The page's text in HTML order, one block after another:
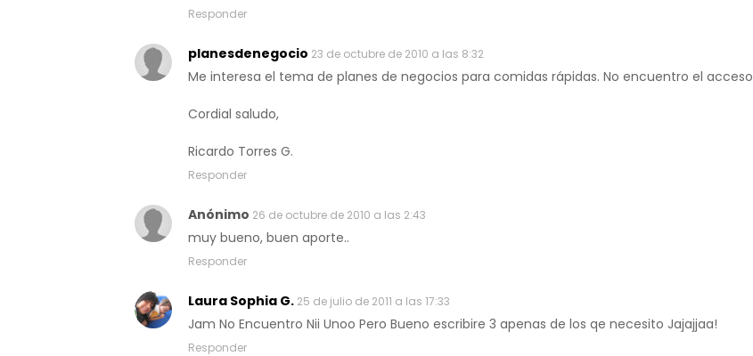
Responder
planesdenegocio 23 de octubre de 2010 a las 8:32
Me interesa el tema de planes de negocios para comidas rápidas. No encuentro el acceso
Cordial saludo,
Ricardo Torres G.
Responder
Anónimo 26 de octubre de 2010 a las 2:43
muy bueno, buen aporte..
Responder
Laura Sophia G. 25 de julio de 2011 a las 17:33
Jam No Encuentro Nii Unoo Pero Bueno escribire 3 apenas de los qe necesito Jajajjaa!
Responder